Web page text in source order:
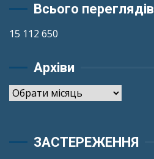
Всього переглядів
15 112 650
Архіви
Архіви
ЗАСТЕРЕЖЕННЯ